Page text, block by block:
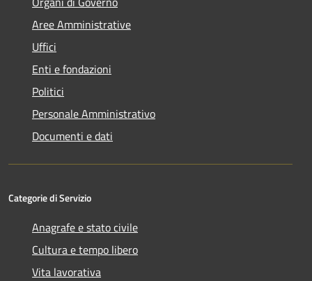
Aree Amministrative
Uffici
Enti e fondazioni
Politici
Personale Amministrativo
Documenti e dati
Categorie di Servizio
Anagrafe e stato civile
Cultura e tempo libero
Vita lavorativa